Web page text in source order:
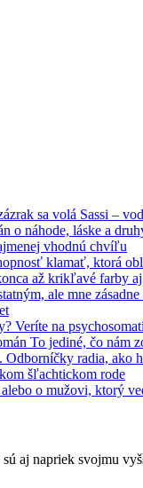
sa volá Sassi –
o náhode, láske a
vhodnú chvíľu
klamať, ktorá
až krikľavé farby
ale mne
Veríte na
To jediné, čo nám
Odborníčky radia, ako
šľachtickom rode
o mužovi, ktorý
sú aj napriek svojmu